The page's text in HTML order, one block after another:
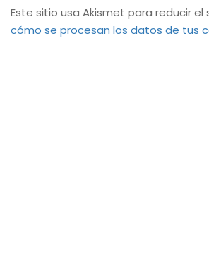
Este sitio usa Akismet para reducir el
cómo se procesan los datos de tus